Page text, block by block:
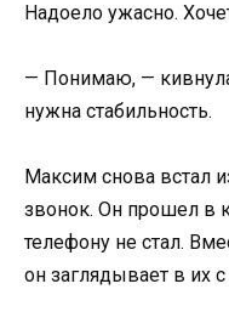
Надоело ужасно.
— Понимаю, —
нужна стабильность.
Максим снова встал
звонок. Он прошел в
телефону не стал.
он заглядывает в их